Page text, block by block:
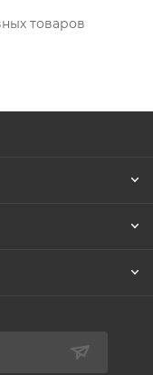
товаров